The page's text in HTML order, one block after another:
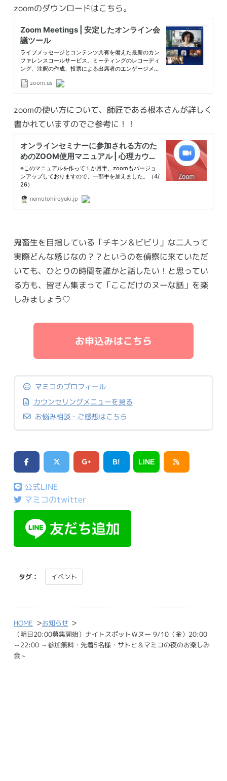
zoomのダウンロードはこちら。
zoomの使い方について、師匠である根本さんが詳しく
書かれていますのでご参考に！！
鬼畜生を目指している「チキン＆ビビリ」な二人って
実際どんな感じなの？？というのを偵察に来ていただ
いても、ひとりの時間を誰かと話したい！と思ってい
る方も、皆さん集まって「ここだけのヌーな話」を楽
しみましょう♡
お申込みはこちら
マミコのプロフィール
カウンセリングメニューを見る
お悩み相談・ご感想はこちら
B! LINE
公式LINE
マミコのtwitter
タグ： イベント
HOME >お知らせ >
（明日20:00募集開始）ナイトスポットＷヌー 9/10（金）20:00
～22:00 ～参加無料・先着5名様・サトヒ＆マミコの夜のお楽しみ
会～